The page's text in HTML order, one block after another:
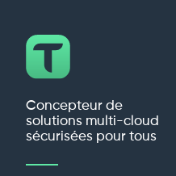
Concepteur de
solutions multi-cloud
sécurisées pour tous